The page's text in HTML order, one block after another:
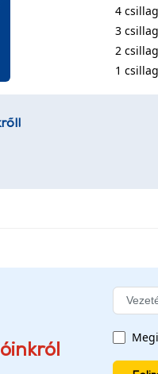
4 csillag
3 csillag
2 csillag
1 csillag